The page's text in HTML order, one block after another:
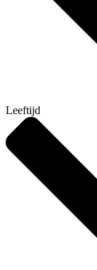
Leeftijd